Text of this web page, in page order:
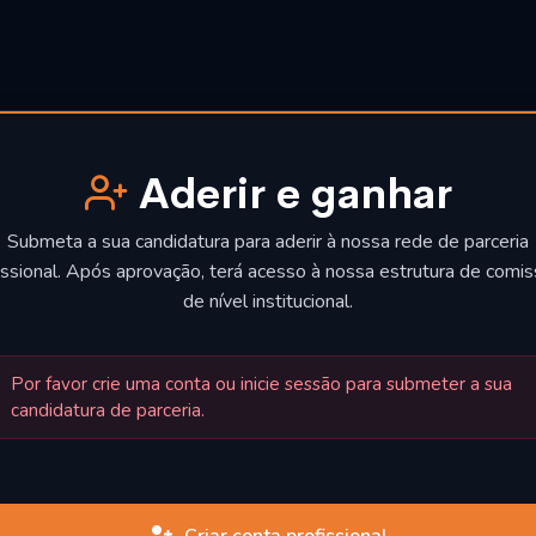
Aderir e ganhar
Submeta a sua candidatura para aderir à nossa rede de parceria
Após aprovação, terá acesso à nossa estrutura de
de nível institucional.
Por favor crie uma conta ou inicie sessão para submeter a sua
candidatura de parceria.